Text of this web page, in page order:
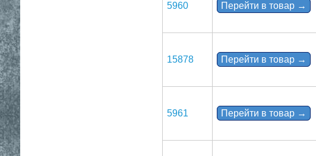
5960 Перейти в товар →
15878 Перейти в товар →
5961 Перейти в товар →